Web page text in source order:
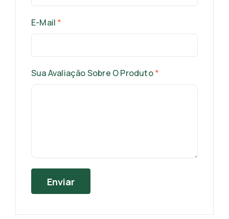
Sua Avaliação Sobre O Produto*
E-Mail *